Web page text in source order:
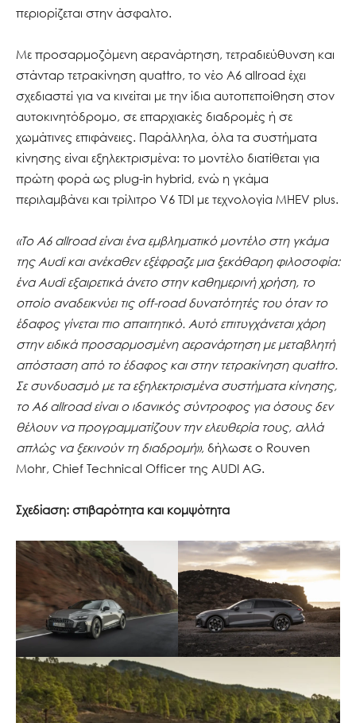
περιορίζεται στην άσφαλτο.
Με προσαρμοζόμενη αερανάρτηση, τετραδιεύθυνση και
στάνταρ τετρακίνηση quattro, το νέο A6 allroad έχει
σχεδιαστεί για να κινείται με την ίδια αυτοπεποίθηση στον
αυτοκινητόδρομο, σε επαρχιακές διαδρομές ή σε
χωμάτινες επιφάνειες. Παράλληλα, όλα τα συστήματα
κίνησης είναι εξηλεκτρισμένα: το μοντέλο διατίθεται για
πρώτη φορά ως plug-in hybrid, ενώ η γκάμα
περιλαμβάνει και τρίλιτρο V6 TDI με τεχνολογία MHEV plus.
«Το A6 allroad είναι ένα εμβληματικό μοντέλο στη γκάμα
της Audi και ανέκαθεν εξέφραζε μια ξεκάθαρη φιλοσοφία:
ένα Audi εξαιρετικά άνετο στην καθημερινή χρήση, το
οποίο αναδεικνύει τις off-road δυνατότητές του όταν το
έδαφος γίνεται πιο απαιτητικό. Αυτό επιτυγχάνεται χάρη
στην ειδικά προσαρμοσμένη αερανάρτηση με μεταβλητή
απόσταση από το έδαφος και στην τετρακίνηση quattro.
Σε συνδυασμό με τα εξηλεκτρισμένα συστήματα κίνησης,
το A6 allroad είναι ο ιδανικός σύντροφος για όσους δεν
θέλουν να προγραμματίζουν την ελευθερία τους, αλλά
απλώς να ξεκινούν τη διαδρομή», δήλωσε ο Rouven
Mohr, Chief Technical Officer της AUDI AG.
Σχεδίαση: στιβαρότητα και κομψότητα